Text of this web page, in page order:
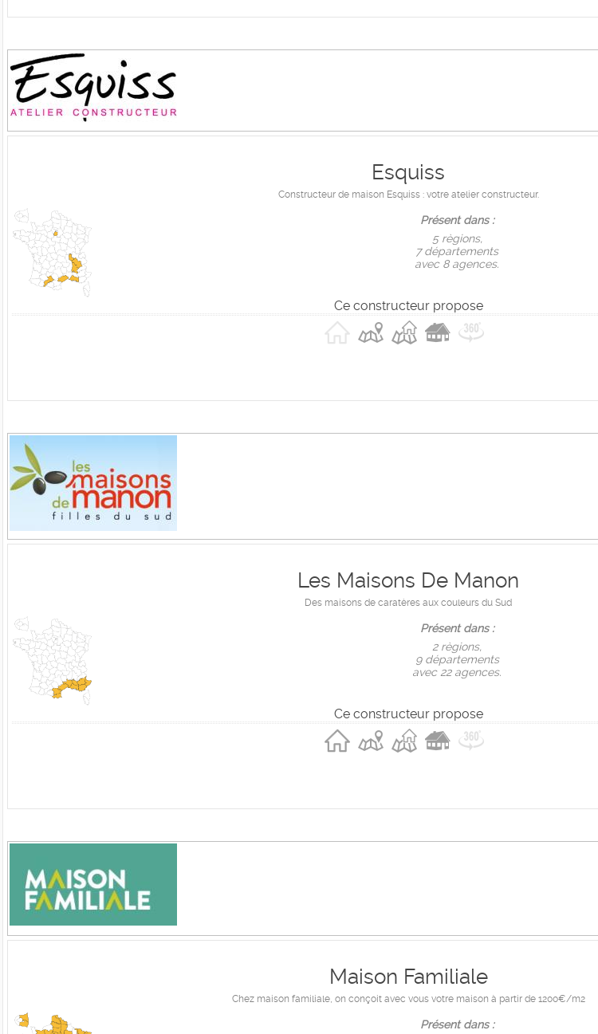
Esquiss
Constructeur de maison Esquiss : votre atelier constructeur.
Présent dans :
5 règions,
7 départements
avec 8 agences.
Ce constructeur propose
Les Maisons De Manon
Des maisons de caratères aux couleurs du Sud
Présent dans :
2 règions,
9 départements
avec 22 agences.
Ce constructeur propose
Maison Familiale
Chez maison familiale, on conçoit avec vous votre maison à partir de 1200€/m2
Présent dans :